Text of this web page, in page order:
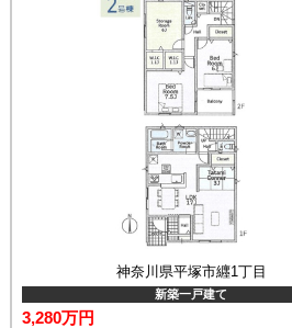
神奈川県平塚市纒1丁目
新築一戸建て
3,280万円